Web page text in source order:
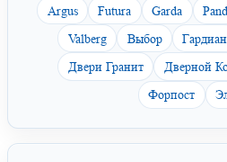
Argus Futura Garda
Valberg
Выбор Гардиан
Двери Гранит
Дверной
Форпост